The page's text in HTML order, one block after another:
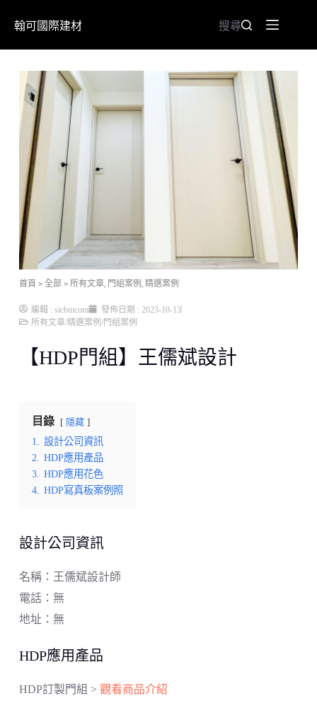
翰可國際建材 搜尋
首頁 > 全部 > 所有文章, 門組案例 , 精選案例
編輯 : sicbmcom 發佈日期 : 2023-10-13
所有文章/精選案例 /門組案例
【HDP門組】王儒斌設計
目錄 隱藏
1.
設計公司資訊
2.
HDP應用產品
3.
HDP應用花色
4.
HDP寫真板案例照
設計公司資訊
名稱：王儒斌設計師
電話：無
地址：無
HDP應用產品
HDP訂製門組 > 觀看商品介紹